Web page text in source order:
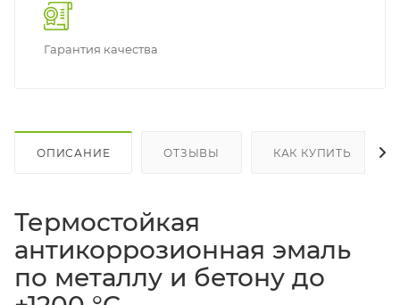
Гарантия качества
ОПИСАНИЕ ОТЗЫВЫ КАК КУПИТЬ
Термостойкая
антикоррозионная эмаль
по металлу и бетону до